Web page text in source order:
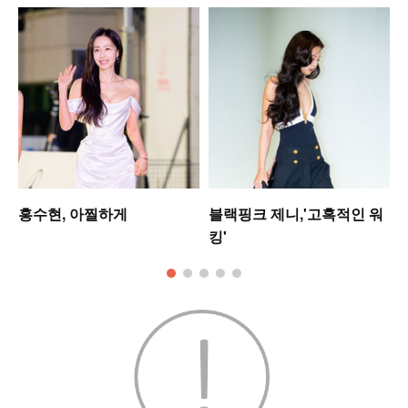
홍수현, 아찔하게
블랙핑크 제니,'고혹적인 워
킹'